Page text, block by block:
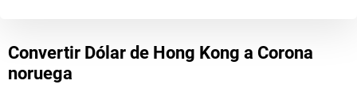
Convertir Dólar de Hong Kong a Corona
noruega